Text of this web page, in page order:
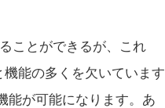
ことができるが、これ
能の多くを欠いています
能が可能になります。あ